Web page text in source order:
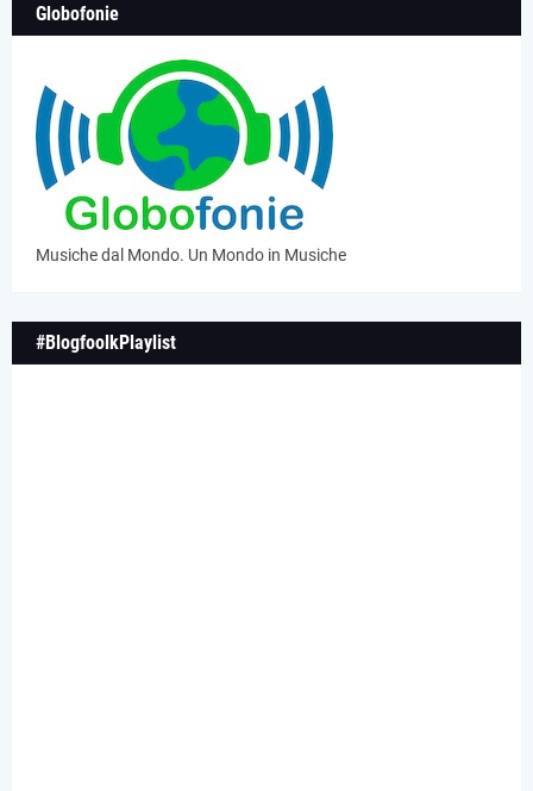
Globofonie
Musiche dal Mondo. Un Mondo in Musiche
#BlogfoolkPlaylist